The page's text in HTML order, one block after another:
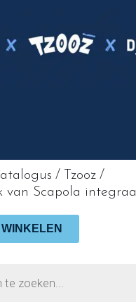
/ Tzooz /
van Scapola integraal